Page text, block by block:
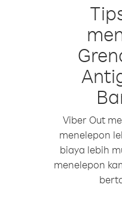
Viber Out
menelepon
biaya lebih
menelepon